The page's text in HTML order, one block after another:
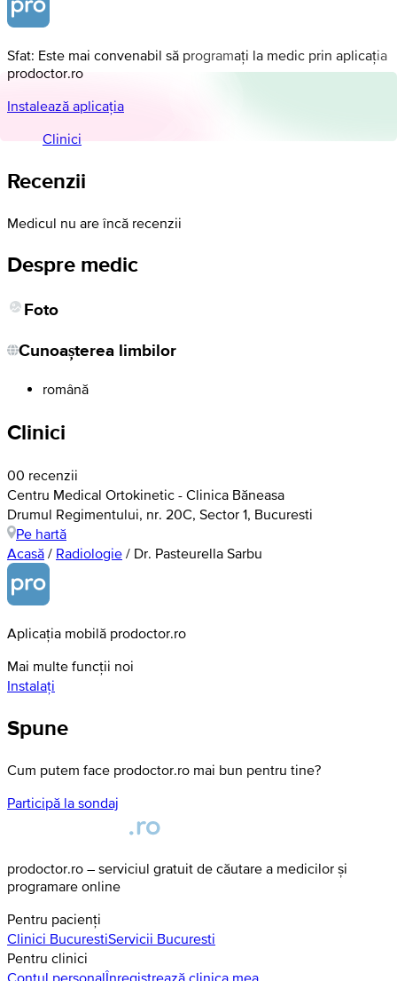
Sfat: Este mai convenabil să programați la medic prin aplicația
prodoctor.ro
Instalează aplicația
Clinici
Recenzii
Medicul nu are încă recenzii
Despre medic
Foto
Cunoașterea limbilor
română
Clinici
00 recenzii
Centru Medical Ortokinetic - Clinica Băneasa
Drumul Regimentului, nr. 20C, Sector 1, Bucuresti
Pe hartă
Acasă / Radiologie / Dr. Pasteurella Sarbu
Aplicația mobilă prodoctor.ro
Mai multe funcții noi
Instalați
Spune
Cum putem face prodoctor.ro mai bun pentru tine?
Participă la sondaj
prodoctor.ro – serviciul gratuit de căutare a medicilor și
programare online
Pentru pacienți
Clinici BucurestiServicii Bucuresti
Pentru clinici
Contul personalÎnregistrează clinica mea